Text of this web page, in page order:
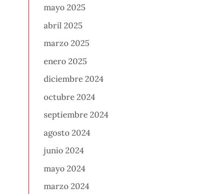
mayo 2025
abril 2025
marzo 2025
enero 2025
diciembre 2024
octubre 2024
septiembre 2024
agosto 2024
junio 2024
mayo 2024
marzo 2024